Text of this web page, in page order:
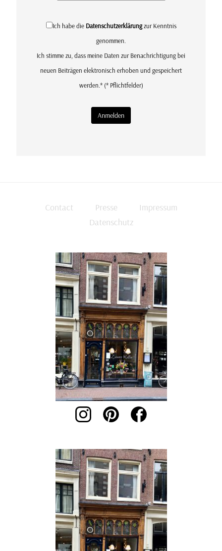
Ich habe die Datenschutzerklärungzur Kenntnis
genommen.
Ich stimme zu, dass meine Daten zur Benachrichtigung bei
neuen Beiträgen elektronisch erhoben und gespeichert
werden.*(* Pflichtfelder)
Contact Presse
Impressum
Datenschutz